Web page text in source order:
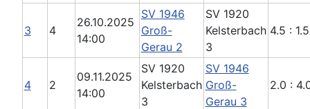
3 4
26.10.2025
14:00
SV 1946
Groß-
Gerau 2
SV 1920
Kelsterbach
3
4.5 : 1.5
4 2
09.11.2025
14:00
SV 1920
Kelsterbach
3
SV 1946
Groß-
Gerau 3
2.0 :